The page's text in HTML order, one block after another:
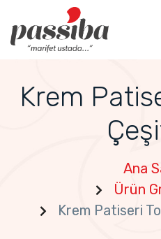
Krem
Ana
Ürün
Krem Patiseri